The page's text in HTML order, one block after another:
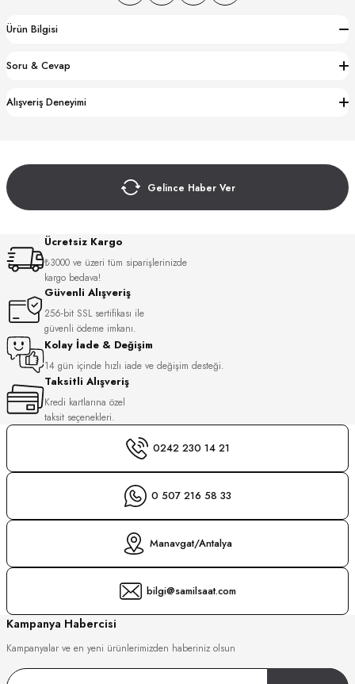
Ürün Bilgisi
Soru & Cevap
Alışveriş Deneyimi
Gelince Haber Ver
Ücretsiz Kargo
₺3000 ve üzeri tüm siparişlerinizde
kargo bedava!
Güvenli Alışveriş
256-bit SSL sertifikası ile
güvenli ödeme imkanı.
Kolay İade & Değişim
14 gün içinde hızlı iade ve değişim desteği.
Taksitli Alışveriş
Kredi kartlarına özel
taksit seçenekleri.
0242 230 14 21
0 507 216 58 33
Manavgat/Antalya
bilgi@samilsaat.com
Kampanya Habercisi
Kampanyalar ve en yeni ürünlerimizden haberiniz olsun